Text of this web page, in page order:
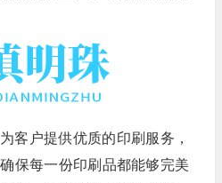
客户提供优质的印刷服务，
保每一份印刷品都能够完美